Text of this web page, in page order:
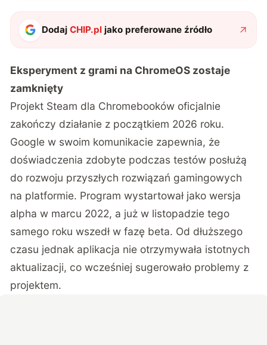
DodajCHIP.pl jako preferowane źródło
Eksperyment z grami na ChromeOS zostaje
zamknięty
Projekt Steam dla Chromebooków oficjalnie
zakończy działanie z początkiem 2026 roku.
Google w swoim komunikacie zapewnia, że
doświadczenia zdobyte podczas testów posłużą
do rozwoju przyszłych rozwiązań gamingowych
na platformie. Program wystartował jako wersja
alpha w marcu 2022, a już w listopadzie tego
samego roku wszedł w fazę beta. Od dłuższego
czasu jednak aplikacja nie otrzymywała istotnych
aktualizacji, co wcześniej sugerowało problemy z
projektem.